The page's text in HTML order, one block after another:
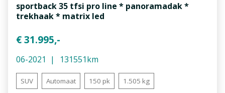
sportback 35 tfsi pro line * panoramadak *
trekhaak * matrix led
€ 31.995,-
06-2021 131551km
SUV Automaat 150 pk 1.505 kg